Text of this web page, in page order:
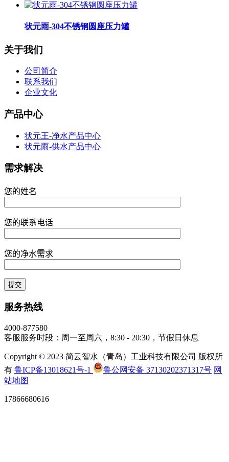
状元雨-304不锈钢圆座压力罐
关于我们
公司简介
联系我们
企业文化
产品中心
状元王-净水产品中心
状元雨-供水产品中心
需求解决
您的姓名
您的联系电话
您的净水需求
服务热线
4000-877580
客服服务时段：周一至周六，8:30 - 20:30，节假日休息
Copyright © 2023 简云智水（青岛）工业科技有限公司 版权所
有 鲁ICP备13018621号-1 鲁公网安备 37130202371317号 网
站地图
17866680616